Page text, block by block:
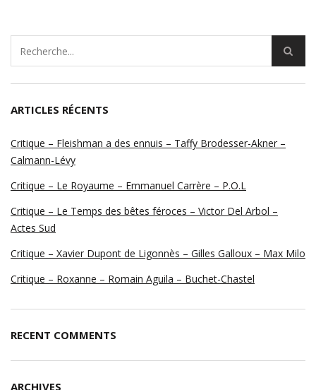
ARTICLES RÉCENTS
Critique – Fleishman a des ennuis – Taffy Brodesser-Akner –
Calmann-Lévy
Critique – Le Royaume – Emmanuel Carrère – P.O.L
Critique – Le Temps des bêtes féroces – Victor Del Arbol –
Actes Sud
Critique – Xavier Dupont de Ligonnès – Gilles Galloux – Max Milo
Critique – Roxanne – Romain Aguila – Buchet-Chastel
RECENT COMMENTS
ARCHIVES